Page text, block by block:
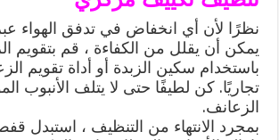
نظرًا لأن أي انخفاض في تدفق الهواء
يمكن أن يقلل من الكفاءة ، قم بتقويم
باستخدام سكين الزبدة أو أداة تقويم
تجاريًا. كن لطيفًا حتى لا يتلف الأنبوب
الزعانف.
بمجرد الانتهاء من التنظيف ، استبدل